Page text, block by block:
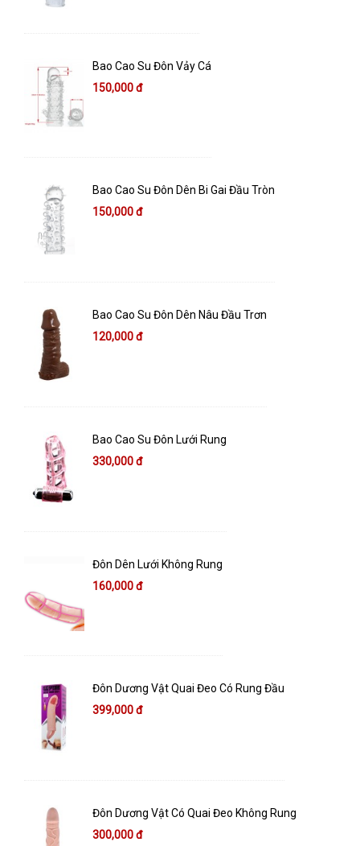
Bao Cao Su Đôn Vảy Cá
150,000 đ
Bao Cao Su Đôn Dên Bi Gai Đầu Tròn
150,000 đ
Bao Cao Su Đôn Dên Nâu Đầu Trơn
120,000 đ
Bao Cao Su Đôn Lưới Rung
330,000 đ
Đôn Dên Lưới Không Rung
160,000 đ
Đôn Dương Vật Quai Đeo Có Rung Đầu
399,000 đ
Đôn Dương Vật Có Quai Đeo Không Rung
300,000 đ